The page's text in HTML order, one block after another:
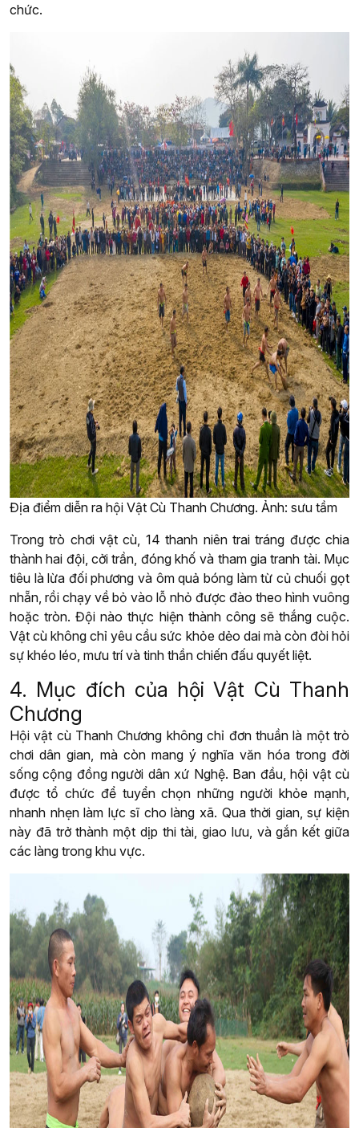
chức.
Địa điểm diễn ra hội Vật Cù Thanh Chương. Ảnh: sưu tầm
Trong trò chơi vật cù, 14 thanh niên trai tráng được chia
thành hai đội, cởi trần, đóng khố và tham gia tranh tài. Mục
tiêu là lừa đối phương và ôm quả bóng làm từ củ chuối gọt
nhẵn, rồi chạy về bỏ vào lỗ nhỏ được đào theo hình vuông
hoặc tròn. Đội nào thực hiện thành công sẽ thắng cuộc.
Vật cù không chỉ yêu cầu sức khỏe dẻo dai mà còn đòi hỏi
sự khéo léo, mưu trí và tinh thần chiến đấu quyết liệt.
4. Mục đích của hội Vật Cù Thanh
Chương
Hội vật cù Thanh Chương không chỉ đơn thuần là một trò
chơi dân gian, mà còn mang ý nghĩa văn hóa trong đời
sống cộng đồng người dân xứ Nghệ. Ban đầu, hội vật cù
được tổ chức để tuyển chọn những người khỏe mạnh,
nhanh nhẹn làm lực sĩ cho làng xã. Qua thời gian, sự kiện
này đã trở thành một dịp thi tài, giao lưu, và gắn kết giữa
các làng trong khu vực.